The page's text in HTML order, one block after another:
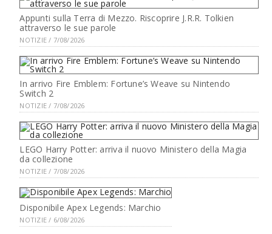
Appunti sulla Terra di Mezzo. Riscoprire J.R.R. Tolkien
attraverso le sue parole
NOTIZIE / 7/08/2026
In arrivo Fire Emblem: Fortune’s Weave su Nintendo
Switch 2
NOTIZIE / 7/08/2026
LEGO Harry Potter: arriva il nuovo Ministero della Magia
da collezione
NOTIZIE / 7/08/2026
Disponibile Apex Legends: Marchio
NOTIZIE / 6/08/2026